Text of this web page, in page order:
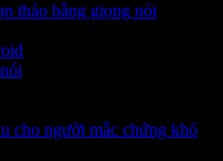
thảo bằng giọng nói
cho người mắc chứng khó